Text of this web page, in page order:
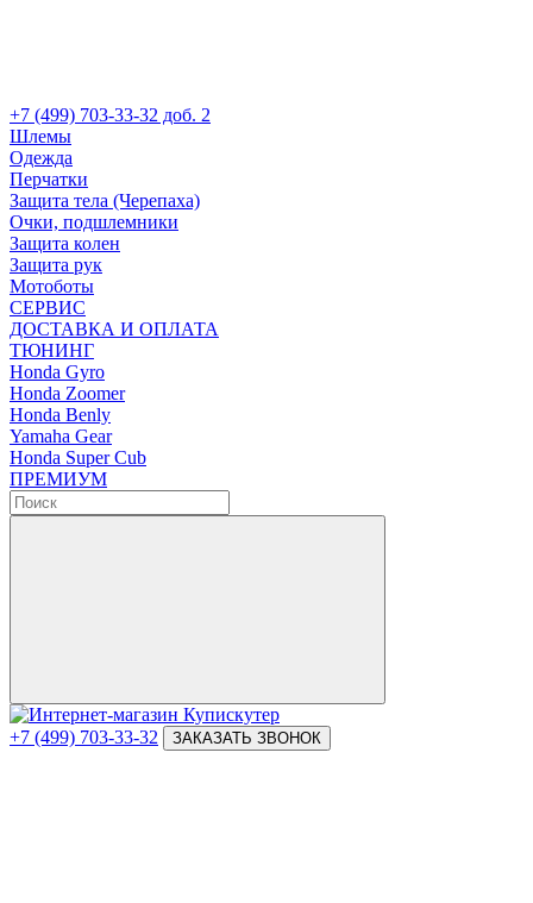
+7 (499) 703-33-32 доб. 2
Шлемы
Одежда
Перчатки
Защита тела (Черепаха)
Очки, подшлемники
Защита колен
Защита рук
Мотоботы
СЕРВИС
ДОСТАВКА И ОПЛАТА
ТЮНИНГ
Honda Gyro
Honda Zoomer
Honda Benly
Yamaha Gear
Honda Super Cub
ПРЕМИУМ
+7 (499) 703-33-32 ЗАКАЗАТЬ ЗВОНОК